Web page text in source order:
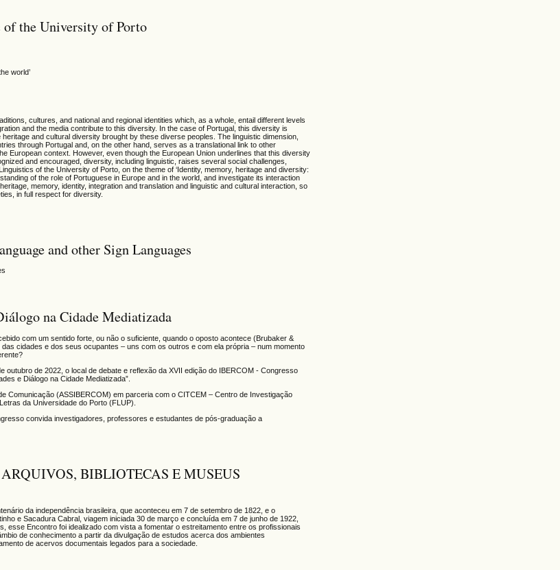
the University of Porto
world’
cultures, and national and regional identities which, as a whole, entail different levels
and the media contribute to this diversity. In the case of Portugal, this diversity is
and cultural diversity brought by these diverse peoples. The linguistic dimension,
through Portugal and, on the other hand, serves as a translational link to other
European context. However, even though the European Union underlines that this diversity
and encouraged, diversity, including linguistic, raises several social challenges,
of the University of Porto, on the theme of ‘Identity, memory, heritage and diversity:
of the role of Portuguese in Europe and in the world, and investigate its interaction
memory, identity, integration and translation and linguistic and cultural interaction, so
in full respect for diversity.
and other Sign Languages
na Cidade Mediatizada
com um sentido forte, ou não o suficiente, quando o oposto acontece (Brubaker &
cidades e dos seus ocupantes – uns com os outros e com ela própria – num momento
de 2022, o local de debate e reflexão da XVII edição do IBERCOM - Congresso
e Diálogo na Cidade Mediatizada”.
Comunicação (ASSIBERCOM) em parceria com o CITCEM – Centro de Investigação
da Universidade do Porto (FLUP).
convida investigadores, professores e estudantes de pós-graduação a
BIBLIOTECAS E MUSEUS
da independência brasileira, que aconteceu em 7 de setembro de 1822, e o
e Sacadura Cabral, viagem iniciada 30 de março e concluída em 7 de junho de 1922,
Encontro foi idealizado com vista a fomentar o estreitamento entre os profissionais
de conhecimento a partir da divulgação de estudos acerca dos ambientes
de acervos documentais legados para a sociedade.